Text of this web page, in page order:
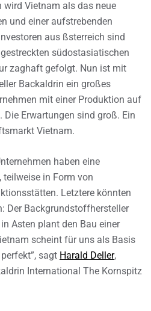
wird Vietnam als das neue
und einer aufstrebenden
aus ßsterreich sind
südostasiatischen
zaghaft gefolgt. Nun ist mit
Backaldrin ein großes
mit einer Produktion auf
Erwartungen sind groß. Ein
Vietnam.
haben eine
teilweise in Form von
Letztere könnten
Der Backgrundstoffhersteller
Asten plant den Bau einer
scheint für uns als Basis
sagt Harald Deller,
International The Kornspitz